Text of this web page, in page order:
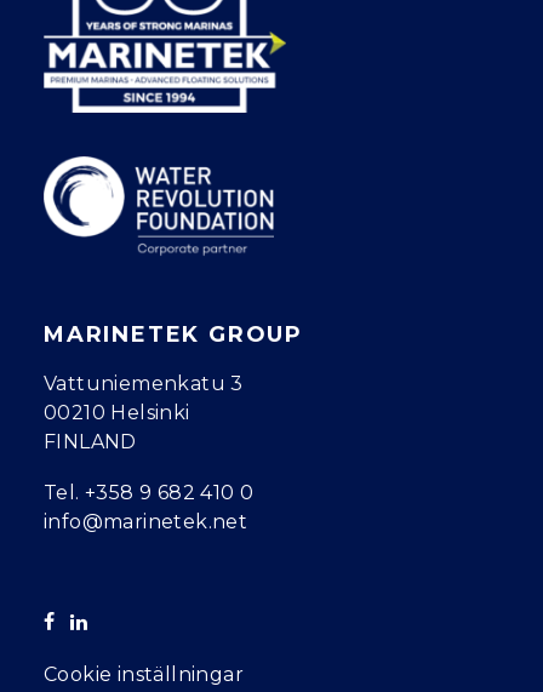
MARINETEK GROUP
Vattuniemenkatu 3
00210 Helsinki
FINLAND
Tel. +358 9 682 410 0
info@marinetek.net
Cookie inställningar